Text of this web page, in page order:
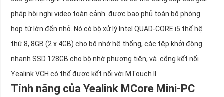
pháp hội nghị video toàn cảnh được bao phủ toàn bộ phòng
họp từ lớn đến nhỏ. Nó có bộ xử lý Intel QUAD-CORE i5 thế hệ
thứ 8, 8GB (2 x 4GB) cho bộ nhớ hệ thống, các tệp khởi động
nhanh SSD 128GB cho bộ nhớ phương tiện, và cổng kết nối
Yealink VCH có thể được kết nối với MTouch II.
Tính năng của Yealink MCore Mini-PC